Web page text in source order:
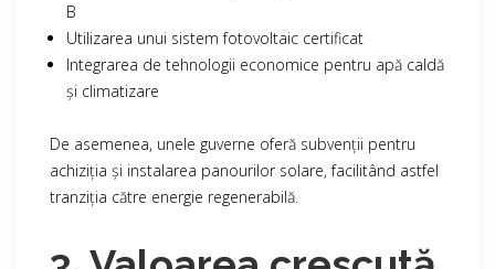
B
Utilizarea unui sistem fotovoltaic certificat
Integrarea de tehnologii economice pentru apă caldă
și climatizare
De asemenea, unele guverne oferă subvenții pentru
achiziția și instalarea panourilor solare, facilitând astfel
tranziția către energie regenerabilă.